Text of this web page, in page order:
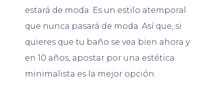
estará de moda. Es un estilo atemporal
que nunca pasará de moda. Así que, si
quieres que tu baño se vea bien ahora y
en 10 años, apostar por una estética
minimalista es la mejor opción.